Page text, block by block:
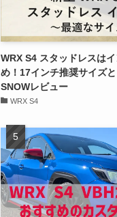
WRX S4 スタッドレスは
め！17インチ推奨サイズ
SNOWレビュー
WRX S4